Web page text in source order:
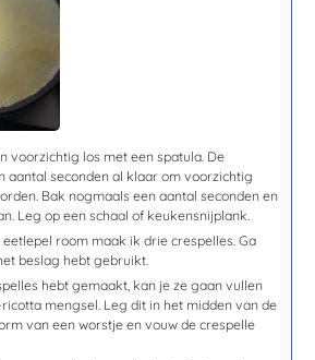
voorzichtig los met een spatula. De
aantal seconden al klaar om voorzichtig
Bak nogmaals een aantal seconden en
Leg op een schaal of keukensnijplank.
eetlepel room maak ik drie crespelles. Ga
beslag hebt gebruikt.
hebt gemaakt, kan je ze gaan vullen
mengsel. Leg dit in het midden van de
van een worstje en vouw de crespelle